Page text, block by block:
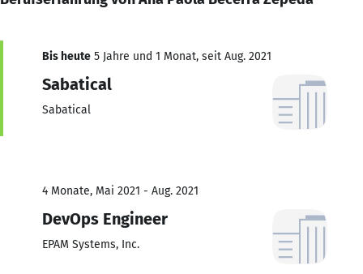
Bis heute 5 Jahre und 1 Monat, seit Aug. 2021
Sabatical
Sabatical
4 Monate, Mai 2021 - Aug. 2021
DevOps Engineer
EPAM Systems, Inc.